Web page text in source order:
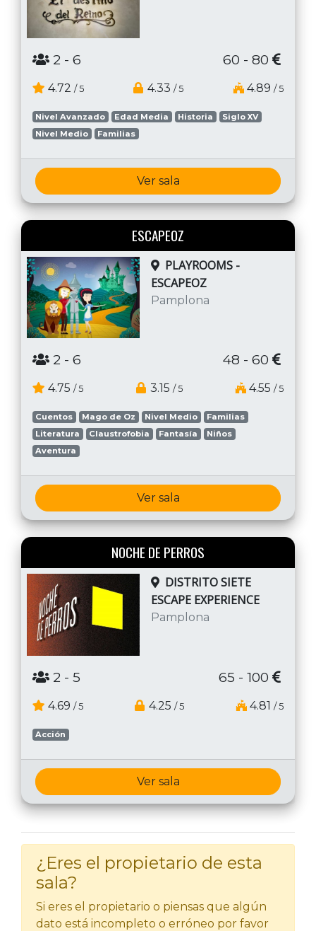
2 - 6 60 - 80
4.72 / 5 4.33 / 5 4.89 / 5
Nivel Avanzado Edad Media Historia
Siglo XV
Nivel Medio
Familias
Ver sala
ESCAPEOZ
PLAYROOMS -
ESCAPEOZ
Pamplona
2 - 6 48 - 60
4.75 / 5 3.15 / 5 4.55 / 5
Cuentos Mago de Oz Nivel Medio
Familias
Literatura
Claustrofobia Fantasía
Niños
Aventura
Ver sala
NOCHE DE PERROS
DISTRITO SIETE
ESCAPE EXPERIENCE
Pamplona
2 - 5 65 - 100
4.69 / 5 4.25 / 5 4.81 / 5
Acción
Ver sala
¿Eres el propietario de esta
sala?
Si eres el propietario o piensas que algún
dato está incompleto o erróneo por favor